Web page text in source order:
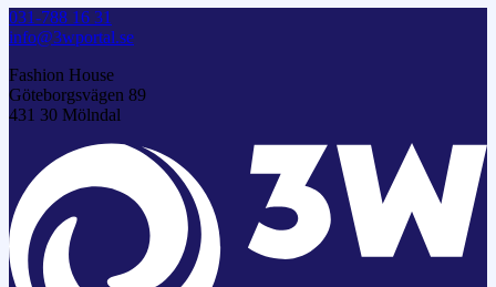
031-788 16 31
info@3wportal.se
Fashion House
Göteborgsvägen 89
431 30 Mölndal